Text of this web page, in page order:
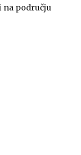
na području